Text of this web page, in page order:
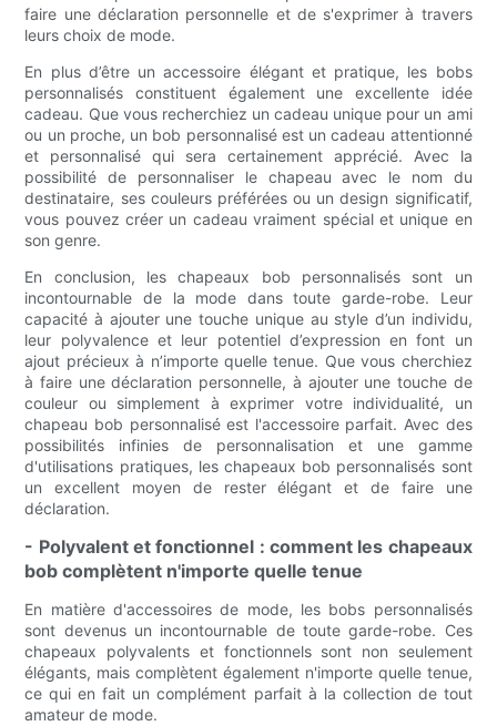
faire une déclaration personnelle et de s'exprimer à travers
leurs choix de mode.
En plus d’être un accessoire élégant et pratique, les bobs
personnalisés constituent également une excellente idée
cadeau. Que vous recherchiez un cadeau unique pour un ami
ou un proche, un bob personnalisé est un cadeau attentionné
et personnalisé qui sera certainement apprécié. Avec la
possibilité de personnaliser le chapeau avec le nom du
destinataire, ses couleurs préférées ou un design significatif,
vous pouvez créer un cadeau vraiment spécial et unique en
son genre.
En conclusion, les chapeaux bob personnalisés sont un
incontournable de la mode dans toute garde-robe. Leur
capacité à ajouter une touche unique au style d’un individu,
leur polyvalence et leur potentiel d’expression en font un
ajout précieux à n’importe quelle tenue. Que vous cherchiez
à faire une déclaration personnelle, à ajouter une touche de
couleur ou simplement à exprimer votre individualité, un
chapeau bob personnalisé est l'accessoire parfait. Avec des
possibilités infinies de personnalisation et une gamme
d'utilisations pratiques, les chapeaux bob personnalisés sont
un excellent moyen de rester élégant et de faire une
déclaration.
- Polyvalent et fonctionnel : comment les chapeaux
bob complètent n'importe quelle tenue
En matière d'accessoires de mode, les bobs personnalisés
sont devenus un incontournable de toute garde-robe. Ces
chapeaux polyvalents et fonctionnels sont non seulement
élégants, mais complètent également n'importe quelle tenue,
ce qui en fait un complément parfait à la collection de tout
amateur de mode.